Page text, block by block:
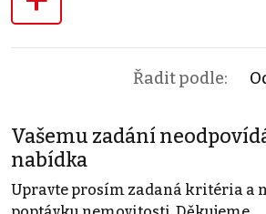
Řadit podle:
Vašemu zadání
nabídka
Upravte prosím zadaná kritéria a